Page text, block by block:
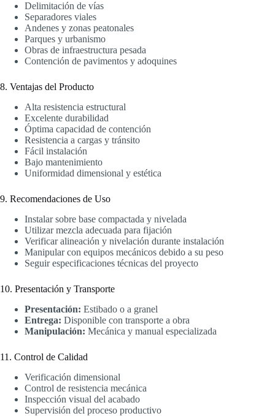
Delimitación de vías
Separadores viales
Andenes y zonas peatonales
Parques y urbanismo
Obras de infraestructura pesada
Contención de pavimentos y adoquines
8. Ventajas del Producto
Alta resistencia estructural
Excelente durabilidad
Óptima capacidad de contención
Resistencia a cargas y tránsito
Fácil instalación
Bajo mantenimiento
Uniformidad dimensional y estética
9. Recomendaciones de Uso
Instalar sobre base compactada y nivelada
Utilizar mezcla adecuada para fijación
Verificar alineación y nivelación durante instalación
Manipular con equipos mecánicos debido a su peso
Seguir especificaciones técnicas del proyecto
10. Presentación y Transporte
Presentación: Estibado o a granel
Entrega: Disponible con transporte a obra
Manipulación: Mecánica y manual especializada
11. Control de Calidad
Verificación dimensional
Control de resistencia mecánica
Inspección visual del acabado
Supervisión del proceso productivo